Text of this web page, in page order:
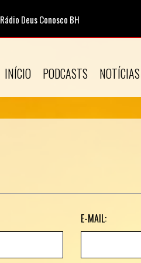
Rádio Deus Conosco BH
INÍCIO PODCASTS NOTÍCIAS
E-MAIL: